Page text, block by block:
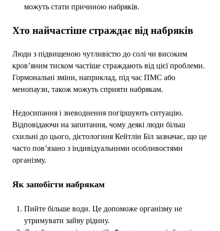
можуть стати причиною набряків.
Хто найчастіше страждає від набряків
Люди з підвищеною чутливістю до солі чи високим
кров’яним тиском частіше страждають від цієї проблеми.
Гормональні зміни, наприклад, під час ПМС або
менопаузи, також можуть сприяти набрякам.
Недосипання і зневоднення погіршують ситуацію.
Відповідаючи на запитання, чому деякі люди більш
схильні до цього, дієтологиня Кейтлін Біл зазначає, що це
часто пов’язано з індивідуальними особливостями
організму.
Як запобігти набрякам
Пийте більше води. Це допоможе організму не
утримувати зайву рідину.